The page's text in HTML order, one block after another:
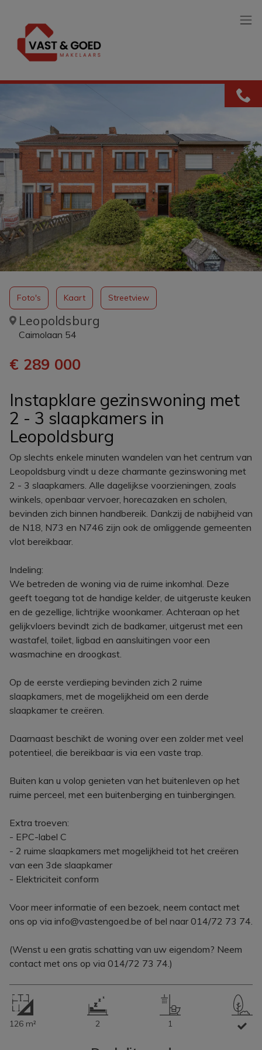
Instapklare gezinswoning met
2 - 3 slaapkamers in
Leopoldsburg
Leopoldsburg
Caimolaan 54
€ 289 000
Foto's Kaart Streetview
Op slechts enkele minuten wandelen van het centrum van
Leopoldsburg vindt u deze charmante gezinswoning met
2 - 3 slaapkamers. Alle dagelijkse voorzieningen, zoals
winkels, openbaar vervoer, horecazaken en scholen,
bevinden zich binnen handbereik. Dankzij de nabijheid van
de N18, N73 en N746 zijn ook de omliggende gemeenten
vlot bereikbaar.
Indeling:
We betreden de woning via de ruime inkomhal. Deze
geeft toegang tot de handige kelder, de uitgeruste keuken
en de gezellige, lichtrijke woonkamer. Achteraan op het
gelijkvloers bevindt zich de badkamer, uitgerust met een
wastafel, toilet, ligbad en aansluitingen voor een
wasmachine en droogkast.
Op de eerste verdieping bevinden zich 2 ruime
slaapkamers, met de mogelijkheid om een derde
slaapkamer te creëren.
Daarnaast beschikt de woning over een zolder met veel
potentieel, die bereikbaar is via een vaste trap.
Buiten kan u volop genieten van het buitenleven op het
ruime perceel, met een buitenberging en tuinbergingen.
Extra troeven:
- EPC-label C
- 2 ruime slaapkamers met mogelijkheid tot het creëren
van een 3de slaapkamer
- Elektriciteit conform
Voor meer informatie of een bezoek, neem contact met
ons op via info@vastengoed.be of bel naar 014/72 73 74.
(Wenst u een gratis schatting van uw eigendom? Neem
contact met ons op via 014/72 73 74.)
126 m² 2 1